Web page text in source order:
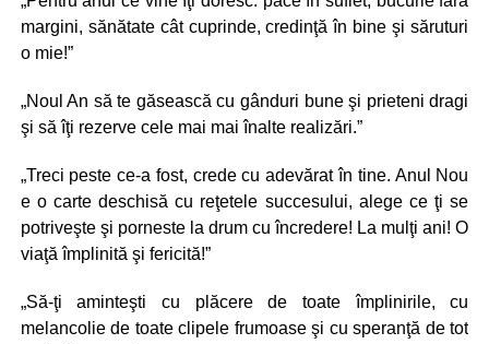
margini, sănătate cât cuprinde, credinţă în bine şi săruturi
o mie!”
„Noul An să te găsească cu gânduri bune şi prieteni dragi
şi să îţi rezerve cele mai mai înalte realizări.”
„Treci peste ce-a fost, crede cu adevărat în tine. Anul Nou
e o carte deschisă cu reţetele succesului, alege ce ţi se
potriveşte şi porneste la drum cu încredere! La mulţi ani! O
viaţă împlinită şi fericită!”
„Să-ţi aminteşti cu plăcere de toate împlinirile, cu
melancolie de toate clipele frumoase şi cu speranţă de tot